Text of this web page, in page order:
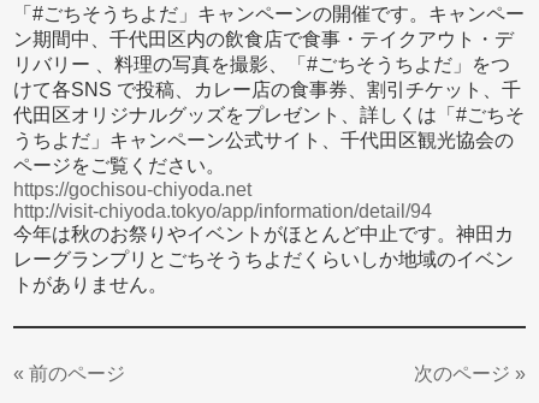
「#ごちそうちよだ」キャンペーンの開催です。キャンペー
ン期間中、千代田区内の飲食店で食事・テイクアウト・デ
リバリー 、料理の写真を撮影、「#ごちそうちよだ」をつ
けて各SNS で投稿、カレー店の食事券、割引チケット、千
代田区オリジナルグッズをプレゼント、詳しくは「#ごちそ
うちよだ」キャンペーン公式サイト、千代田区観光協会の
ページをご覧ください。
https://gochisou-chiyoda.net
http://visit-chiyoda.tokyo/app/information/detail/94
今年は秋のお祭りやイベントがほとんど中止です。神田カ
レーグランプリとごちそうちよだくらいしか地域のイベン
トがありません。
« 前のページ 次のページ »